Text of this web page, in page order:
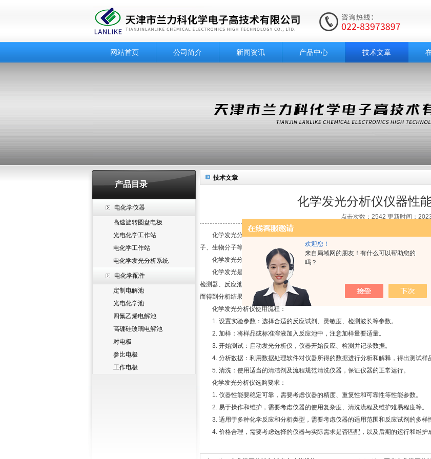
欢迎您！
来自局域网的朋友！有什么可以帮助您的
吗？
网站首页 公司简介 新闻资讯 产品中心 技术文章
产品目录
电化学仪器
高速旋转圆盘电极
光电化学工作站
电化学工作站
电化学发光分析系统
电化学配件
定制电解池
光电化学池
四氟乙烯电解池
高硼硅玻璃电解池
对电极
参比电极
工作电极
技术文章
化学发光分析仪仪器性
点击次数：2542 更新时间：
化学发光分析仪是一种用于检测和分析样品中微量化合物的仪器。它依据化学反
子、生物分子等多种物质的检测和分析，广泛应用于医学、生物、化学、环境监测等
化学发光分析仪的工作原理及组成：
化学发光是指在化学反应中通过高能态反应物激凸而发出的光。核心就是利用这
检测器、反应池、泵等组成。其中，光源通过激发用于反应的化学试剂，产生化学
而得到分析结果。
化学发光分析仪使用流程：
1. 设置实验参数：选择合适的反应试剂、灵敏度、检测波长等参数。
2. 加样：将样品或标准溶液加入反应池中，注意加样量要适量。
3. 开始测试：启动发光分析仪，仪器开始反应、检测并记录数据。
4. 分析数据：利用数据处理软件对仪器所得的数据进行分析和解释，得出测试样
5. 清洗：使用适当的清洁剂及流程规范清洗仪器，保证仪器的正常运行。
化学发光分析仪选购要求：
1. 仪器性能要稳定可靠，需要考虑仪器的精度、重复性和可靠性等性能参数。
2. 易于操作和维护，需要考虑仪器的使用复杂度、清洗流程及维护难易程度等。
3. 适用于多种化学反应和分析类型，需要考虑仪器的适用范围和反应试剂的多样
4. 价格合理，需要考虑选择的仪器与实际需求是否匹配，以及后期的运行和维护